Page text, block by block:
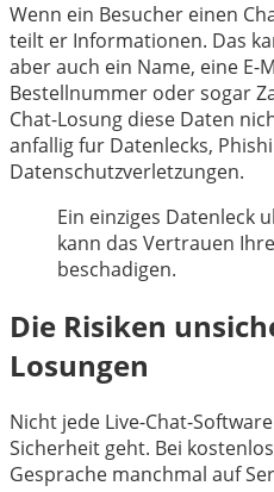
Wenn ein Besucher einen
teilt er Informationen. Das
aber auch ein Name, eine E-
Bestellnummer oder sogar
Chat-Losung diese Daten
anfallig fur Datenlecks,
Datenschutzverletzungen.
Ein einziges Datenleck
kann das Vertrauen
beschadigen.
Die Risiken
Losungen
Nicht jede Live-Chat-
Sicherheit geht. Bei
Gesprache manchmal auf